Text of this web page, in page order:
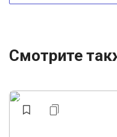
Смотрите